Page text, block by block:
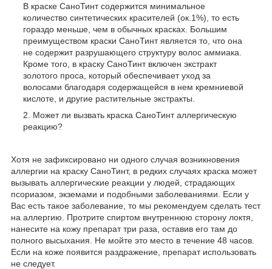
В краске СаноТинт содержится минимальное
количество синтетических красителей (ок.1%), то есть
гораздо меньше, чем в обычных красках. Большим
преимуществом краски СаноТинт является то, что она
не содержит разрушающего структуру волос аммиака.
Кроме того, в краску СаноТинт включен экстракт
золотого проса, который обеспечивает уход за
волосами благодаря содержащейся в нем кремниевой
кислоте, и другие растительные экстракты.
Может ли вызвать краска СаноТинт аллергическую
реакцию?
Хотя не зафиксировано ни одного случая возникновения
аллергии на краску СаноТинт, в редких случаях краска может
вызывать аллергические реакции у людей, страдающих
псориазом, экземами и подобными заболеваниями. Если у
Вас есть такое заболевание, то мы рекомендуем сделать тест
на аллергию. Протрите спиртом внутреннюю сторону локтя,
нанесите на кожу препарат три раза, оставив его там до
полного высыхания. Не мойте это место в течение 48 часов.
Если на коже появится раздражение, препарат использовать
не следует.